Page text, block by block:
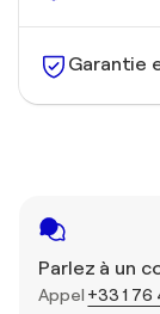
Garantie
Parlez à un
Appel +33 1